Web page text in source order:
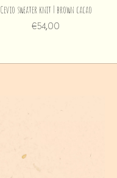
Cevio sweater knit | brown cacao
€54,00